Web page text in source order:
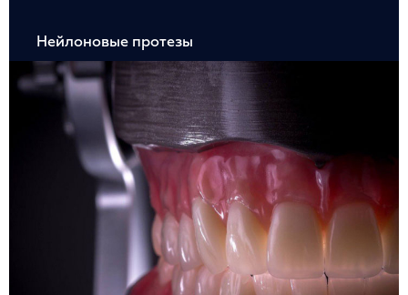
Нейлоновые протезы